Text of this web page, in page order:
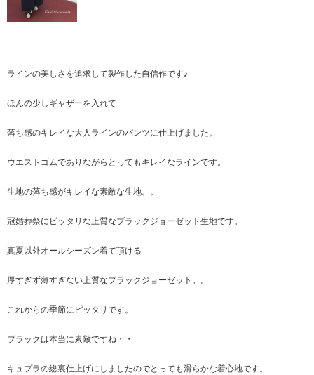
ラインの美しさを追求して製作した自信作です♪
ほんの少しギャザーを入れて
落ち感のキレイな大人ラインのパンツに仕上げました。
ウエストゴムでありながらとってもキレイなラインです。
生地の落ち感がキレイな素敵な生地。。
冠婚葬祭にピッタリな上質なブラックジョーゼット生地です。
真夏以外オールシーズン着て頂ける
厚すぎず薄すぎない上質なブラックジョーゼット。。
これからの季節にピッタリです。
ブラックは本当に素敵ですね・・
キュプラの総裏仕上げにしましたのでとっても滑らかな着心地です。